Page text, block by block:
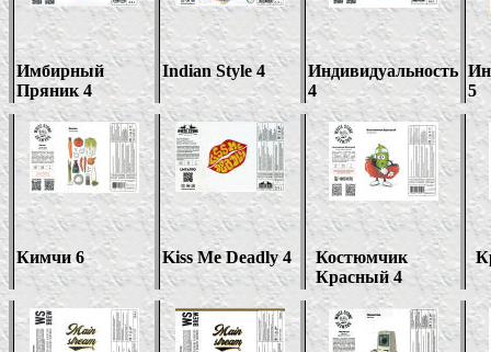
Имбирный
Пряник 4
Indian Style 4
Индивидуальность
4
5
Кимчи 6 Kiss Me Deadly 4
Костюмчик
Красный 4